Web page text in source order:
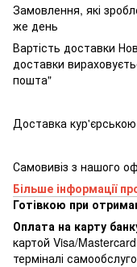
Замовлення, які
же день
Вартість доставки
доставки
пошта"
Доставка
Самовивіз з нашого
Більше інформації
Готівкою при
Оплата на карту
картой Visa/
терміналі